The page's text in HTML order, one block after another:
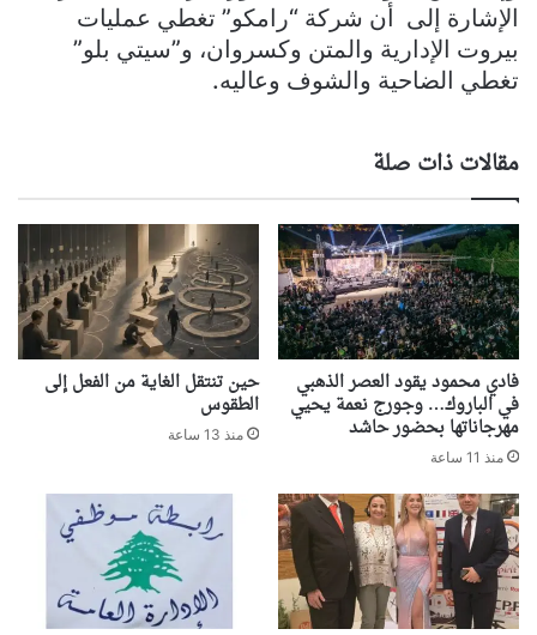
الإشارة إلى أن شركة “رامكو” تغطي عمليات
بيروت الإدارية والمتن وكسروان، و”سيتي بلو”
تغطي الضاحية والشوف وعاليه.
مقالات ذات صلة
فادي محمود يقود العصر الذهبي
في الباروك… وجورج نعمة يحيي
مهرجاناتها بحضور حاشد
منذ 11 ساعة
حين تنتقل الغاية من الفعل إلى
الطقوس
منذ 13 ساعة